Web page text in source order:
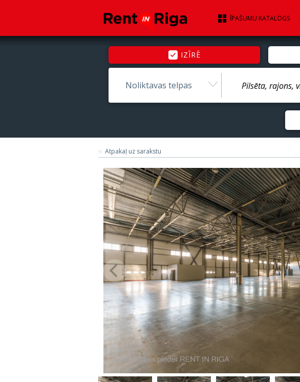
ĪPAŠUMU KATALOGS
IZĪRĒ
Noliktavas telpas
Atpakaļ uz sarakstu